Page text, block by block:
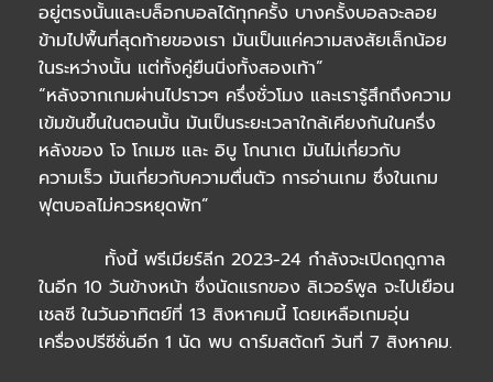
อยู่ตรงนั้นและบล็อกบอลได้ทุกครั้ง บางครั้งบอลจะลอย
ข้ามไปพื้นที่สุดท้ายของเรา มันเป็นแค่ความสงสัยเล็กน้อย
ในระหว่างนั้น แต่ทั้งคู่ยืนนิ่งทั้งสองเท้า”
“หลังจากเกมผ่านไปราวๆ ครึ่งชั่วโมง และเรารู้สึกถึงความ
เข้มข้นขึ้นในตอนนั้น มันเป็นระยะเวลาใกล้เคียงกันในครึ่ง
หลังของ โจ โกเมซ และ อิบู โกนาเต มันไม่เกี่ยวกับ
ความเร็ว มันเกี่ยวกับความตื่นตัว การอ่านเกม ซึ่งในเกม
ฟุตบอลไม่ควรหยุดพัก”
ทั้งนี้ พรีเมียร์ลีก 2023-24 กำลังจะเปิดฤดูกาล
ในอีก 10 วันข้างหน้า ซึ่งนัดแรกของ ลิเวอร์พูล จะไปเยือน
เชลซี ในวันอาทิตย์ที่ 13 สิงหาคมนี้ โดยเหลือเกมอุ่น
เครื่องปรีซีซั่นอีก 1 นัด พบ ดาร์มสตัดท์ วันที่ 7 สิงหาคม.